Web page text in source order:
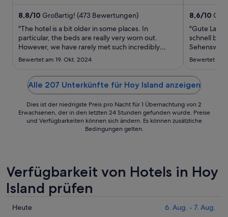
bis
zum
8,8/10 Großartig! (473 Bewertungen)
"The hotel is a bit older in some places. In
particular, the beds are really very worn out.
However, we have rarely met such incredibly
lovely people on our UK road trip. The staff are
deficits, the people make up for it completely."
Bewertet am 19. Okt. 2024
8,6/10
"Gute Lage
schnell bei
Bewertet am
Alle 207 Unterkünfte für Hoy Island anzeigen
Dies ist der niedrigste Preis pro Nacht für 1 Übernachtung von 2
Erwachsenen, der in den letzten 24 Stunden gefunden wurde. Preise
und Verfügbarkeiten können sich ändern. Es können zusätzliche
Bedingungen gelten.
Verfügbarkeit von Hotels in Hoy
Island prüfen
Prüfe
Heute 6. Aug. - 7. Aug.